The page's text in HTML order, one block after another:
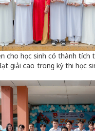
cho học sinh có thành
giải cao trong kỳ thi học